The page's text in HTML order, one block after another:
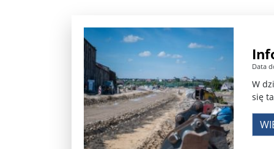
„Ciao, Goethe!”: Jacek Cygan w podróży do
Bogusław Chrabota: Błazeństwa Andrzeja Dudy
Władimir Putin po ultimatum Donalda
Przemysław Czarnek ujawnia, z jakimi partiami
Są wyniki rekrytacji na SGGW. Uczelnia będzie
Data
W
się